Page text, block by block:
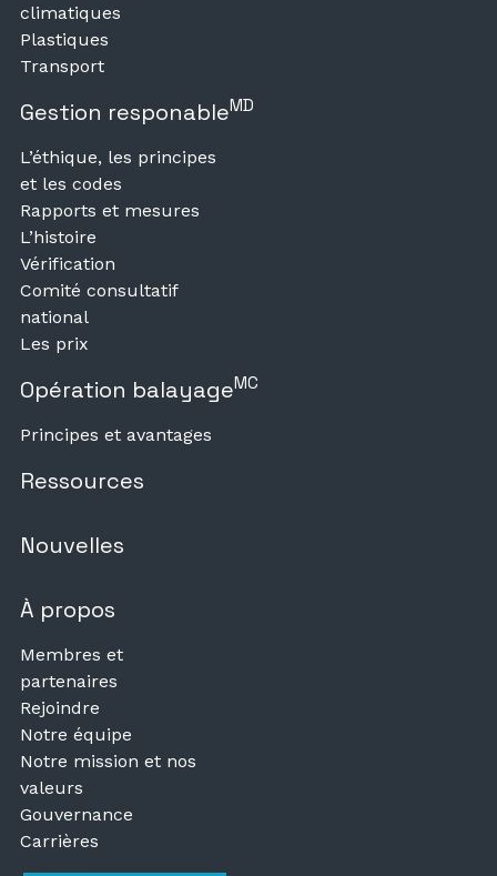
climatiques
Plastiques
Transport
Gestion responableMD
L’éthique, les principes
et les codes
Rapports et mesures
L’histoire
Vérification
Comité consultatif
national
Les prix
Opération balayageMC
Principes et avantages
Ressources
Nouvelles
À propos
Membres et
partenaires
Rejoindre
Notre équipe
Notre mission et nos
valeurs
Gouvernance
Carrières